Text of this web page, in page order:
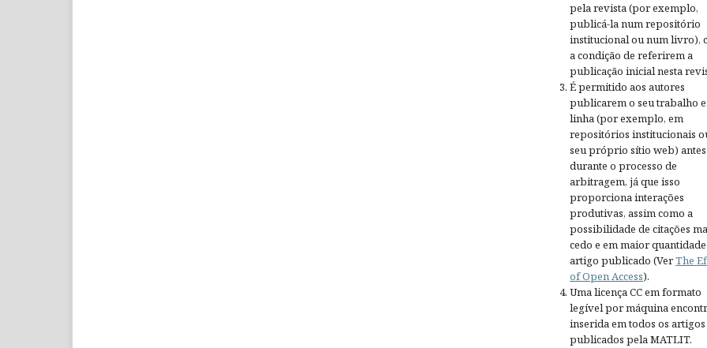
pela revista (por exemplo,
publicá-la num repositório
institucional ou num livro),
a condição de referirem a
publicação inicial nesta
É permitido aos autores
publicarem o seu trabalho
linha (por exemplo, em
repositórios institucionais
seu próprio sítio web) antes
durante o processo de
arbitragem, já que isso
proporciona interações
produtivas, assim como a
possibilidade de citações
cedo e em maior
artigo publicado (VerThe
of Open Access).
Uma licença CC em formato
legível por máquina
inserida em todos os artigos
publicados pela MATLIT.